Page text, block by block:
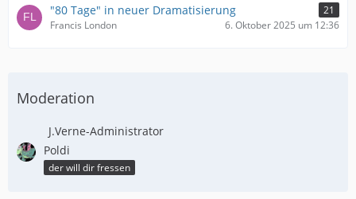
"80 Tage" in neuer Dramatisierung
21
Francis London
6. Oktober 2025 um 12:36
Moderation
J.Verne-Administrator
Poldi
der will dir fressen